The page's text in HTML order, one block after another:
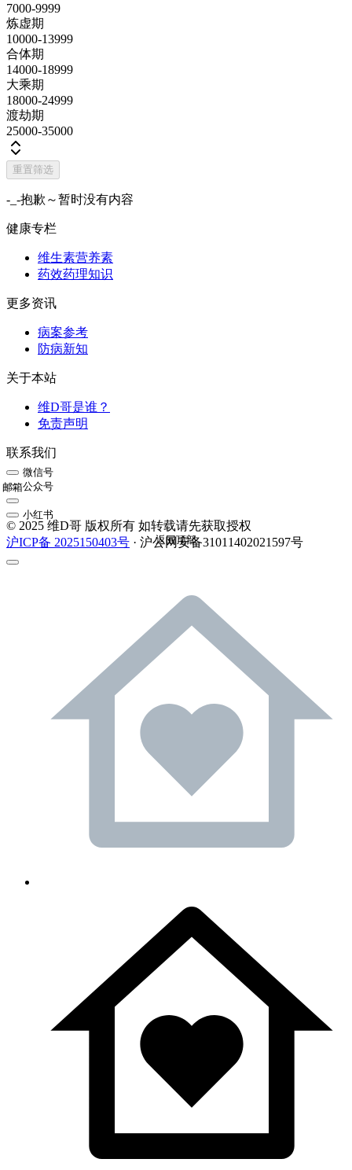
7000-9999
炼虚期
10000-13999
合体期
14000-18999
大乘期
18000-24999
渡劫期
25000-35000
重置筛选
-_-抱歉～暂时没有内容
健康专栏
维生素营养素
药效药理知识
更多资讯
病案参考
防病新知
关于本站
维D哥是谁？
免责声明
联系我们
微信号
公众号
邮箱
小红书
© 2025 维D哥 版权所有 如转载请先获取授权
沪ICP备 2025150403号 · 沪公网安备31011402021597号
返回顶部